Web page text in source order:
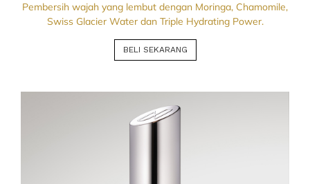
Pembersih wajah yang lembut dengan Moringa, Chamomile,
Swiss Glacier Water dan Triple Hydrating Power.
BELI SEKARANG